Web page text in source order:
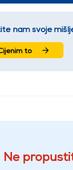
nam svoje
to
Ne